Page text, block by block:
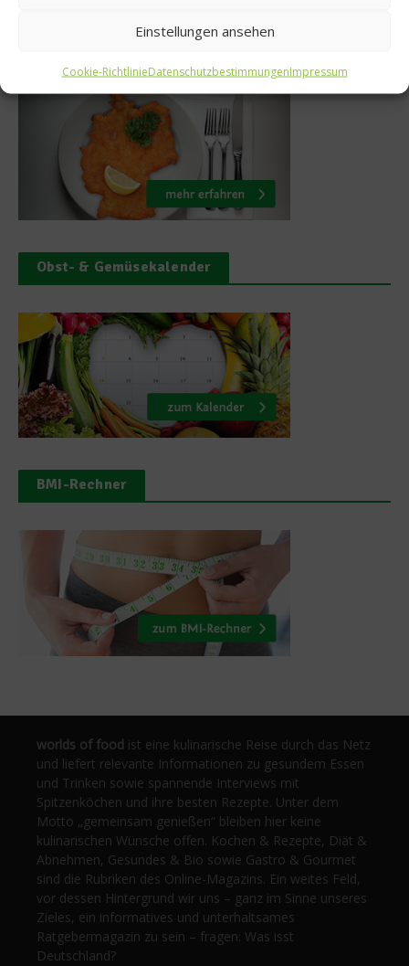
Einstellungen ansehen
Cookie-RichtlinieDatenschutzbestimmungenImpressum
Obst- & Gemüsekalender
BMI-Rechner
worlds of food ist eine kulinarische Reise durch das Netz
und liefert relevante Informationen zu gesundem Essen
und Trinken sowie spannende Interviews mit
Spitzenköchen und ihre besten Rezepte. Unter dem
Motto „gemeinsam genießen“ bleiben hier keine
kulinarischen Wünsche offen. Kochen & Rezepte, Diät &
Abnehmen, Gesundes & Bio sowie Gastro & Gourmet
sind die Rubriken des Online-Magazins. Ein weites Feld,
vor dessen Hintergrund wir uns – ganz im Sinne unseres
Zieles, ein informatives und unterhaltsames
Ratgebermagazin zu sein – fragen: Was isst
Deutschland?